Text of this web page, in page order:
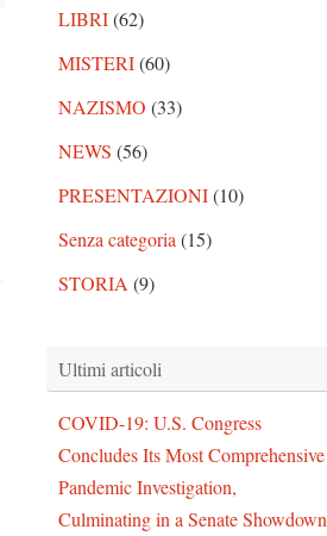
LIBRI(62)
MISTERI(60)
NAZISMO (33)
NEWS (56)
PRESENTAZIONI(10)
Senza categoria (15)
STORIA (9)
Ultimi articoli
COVID-19: U.S. Congress
Concludes Its Most Comprehensive
Pandemic Investigation,
Culminating in a Senate Showdown